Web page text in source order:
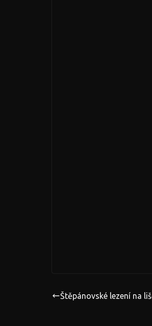
Štěpánovské lezení na